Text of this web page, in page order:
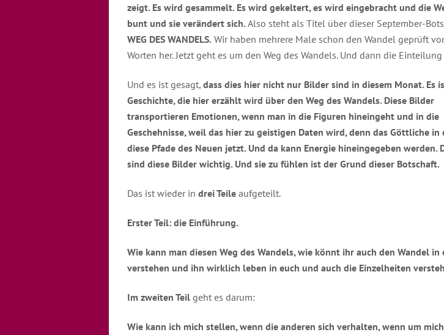
zeigt. Es wird gesammelt. Es wird gekeltert, es wird eingebracht und die
bunt und sie verändert sich. Also steht als Titel über dieser September-
WEG DES WANDELS. Wir haben mehrere Male schon den Wandel geprüft
Worten her. Jetzt geht es um den Weg des Wandels. Und dann die
Und es ist gesagt, dass dies hier nicht nur Bilder sind in diesem Monat. Es
Geschichte, die hier erzählt wird über den Weg des Wandels. Diese Bilder
transportieren Emotionen, wenn man in die Figuren hineingeht und in die
Geschehnisse, weil das hier zu geistigen Daten wird, denn das Göttliche
diese Pfade des Neuen jetzt. Und da kann Energie hineingegeben werden.
sind diese Bilder wichtig. Und sie zu fühlen ist der Grund dieser Botschaft.
Das ist wieder in drei Teile aufgeteilt.
Erster Teil: die Einführung.
Wie kann man diesen Weg des Wandels, wie könnt ihr auch den Wandel in
verstehen und ihn wirklich leben in euch und auch die Einzelheiten
Im zweiten Teil geht es darum:
Wie kann ich mich stellen, wenn die anderen sich verhalten, wenn um